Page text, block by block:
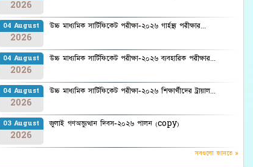
2026
04 August
2026
উচ্চ মাধ্যমিক সার্টিফিকেট পরীক্ষা-২০২৬ গার্হস্থ্য পরীক্ষার...
04 August
2026
উচ্চ মাধ্যমিক সার্টিফিকেট পরীক্ষা-২০২৬ ব্যবহারিক পরীক্ষার...
04 August
2026
উচ্চ মাধ্যমিক সার্টিফিকেট পরীক্ষা-২০২৬ শিক্ষার্থীদের ট্রায়াল...
03 August
2026
জুলাই গণঅভ্যুত্থান দিবস-২০২৬ পালন (copy)
সবগুলো জানতে »